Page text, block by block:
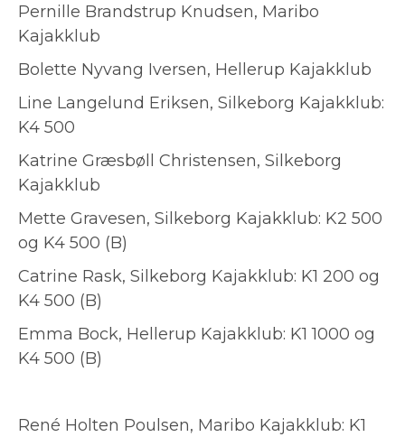
Pernille Brandstrup Knudsen, Maribo
Kajakklub
Bolette Nyvang Iversen, Hellerup Kajakklub
Line Langelund Eriksen, Silkeborg Kajakklub:
K4 500
Katrine Græsbøll Christensen, Silkeborg
Kajakklub
Mette Gravesen, Silkeborg Kajakklub: K2 500
og K4 500 (B)
Catrine Rask, Silkeborg Kajakklub: K1 200 og
K4 500 (B)
Emma Bock, Hellerup Kajakklub: K1 1000 og
K4 500 (B)
René Holten Poulsen, Maribo Kajakklub: K1